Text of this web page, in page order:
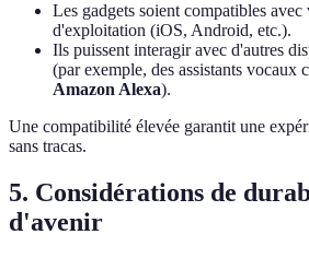
Les gadgets soient compatibles avec
d'exploitation (iOS, Android, etc.).
Ils puissent interagir avec d'autres
(par exemple, des assistants vocaux
Amazon Alexa).
Une compatibilité élevée garantit une
sans tracas.
5. Considérations de
d'avenir